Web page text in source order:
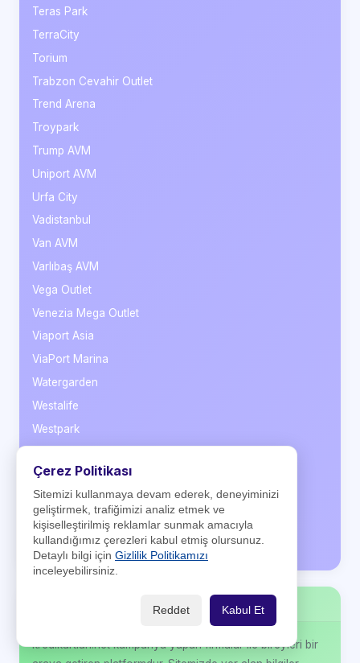
Teras Park
TerraCity
Torium
Trabzon Cevahir Outlet
Trend Arena
Troypark
Trump AVM
Uniport AVM
Urfa City
Vadistanbul
Van AVM
Varlıbaş AVM
Vega Outlet
Venezia Mega Outlet
Viaport Asia
ViaPort Marina
Watergarden
Westalife
Westpark
Yeşilyurt AVM
Zafer Plaza
Zeruj Port
Zorlu Center
kredikartlari.net kampanya yapan firmalar ile bireyleri bir
Çerez Politikası
Sitemizi kullanmaya devam ederek, deneyiminizi
geliştirmek, trafiğimizi analiz etmek ve
kişiselleştirilmiş reklamlar sunmak amacıyla
kullandığımız çerezleri kabul etmiş olursunuz.
Detaylı bilgi için Gizlilik Politikamızı
inceleyebilirsiniz.
Reddet Kabul Et